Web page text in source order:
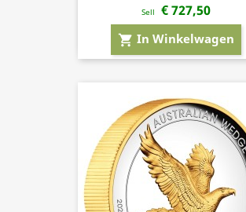
Sell € 727,50
shopping_cart In Winkelwagen